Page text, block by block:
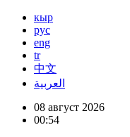
кыр
рус
eng
tr
中文
العربية
08 август 2026
00:54